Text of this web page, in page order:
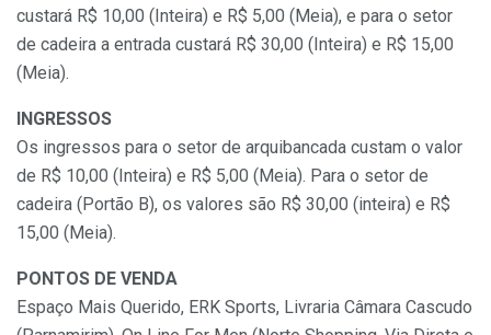
custará R$ 10,00 (Inteira) e R$ 5,00 (Meia), e para o setor
de cadeira a entrada custará R$ 30,00 (Inteira) e R$ 15,00
(Meia).
INGRESSOS
Os ingressos para o setor de arquibancada custam o valor
de R$ 10,00 (Inteira) e R$ 5,00 (Meia). Para o setor de
cadeira (Portão B), os valores são R$ 30,00 (inteira) e R$
15,00 (Meia).
PONTOS DE VENDA
Espaço Mais Querido, ERK Sports, Livraria Câmara Cascudo